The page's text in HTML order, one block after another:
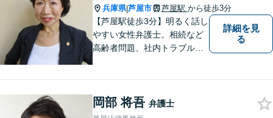
兵庫県|芦屋市 芦屋駅 から徒歩3分
【芦屋駅徒歩3分】明るく話し
やすい女性弁護士。相続など
高齢者問題、社内トラブル
る方は、お気軽にご連絡下さ
い。【宅建士・行政書士資格
詳細を見
る
岡部 将吾 弁護士